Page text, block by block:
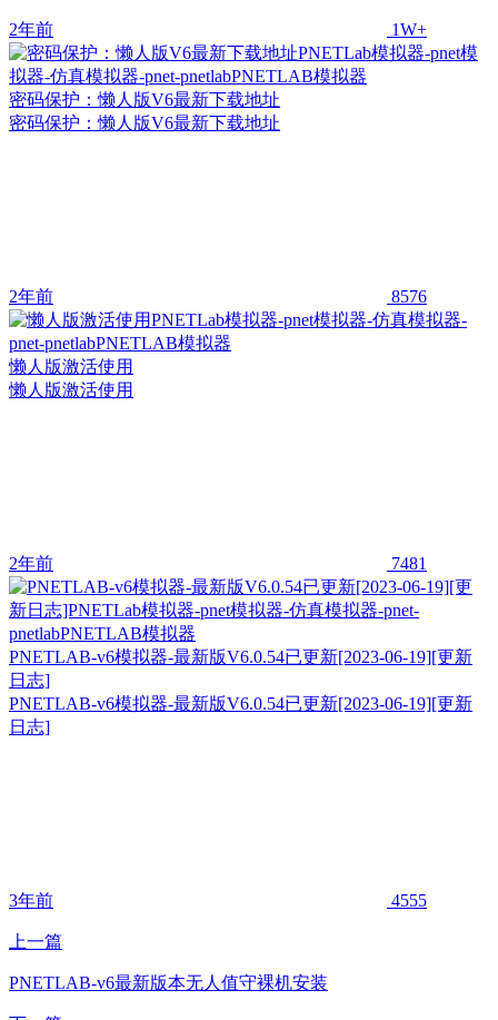
2年前 1W+
密码保护：懒人版V6最新下载地址
密码保护：懒人版V6最新下载地址
2年前 8576
懒人版激活使用
懒人版激活使用
2年前 7481
PNETLAB-v6模拟器-最新版V6.0.54已更新[2023-06-19][更新
日志]
PNETLAB-v6模拟器-最新版V6.0.54已更新[2023-06-19][更新
日志]
3年前 4555
上一篇
PNETLAB-v6最新版本无人值守裸机安装